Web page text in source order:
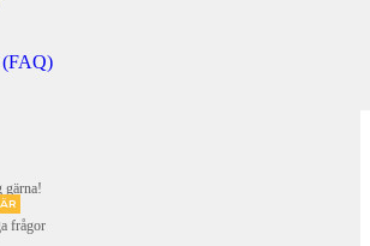
(FAQ)
gärna!
frågor